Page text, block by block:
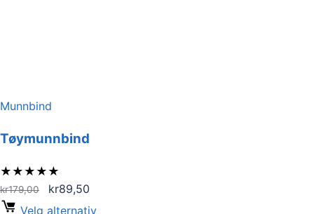
Munnbind
Tøymunnbind
★ ★ ★ ★ ★
kr179,00
Opprinnelig
pris
kr89,50
pris
Velg alternativ